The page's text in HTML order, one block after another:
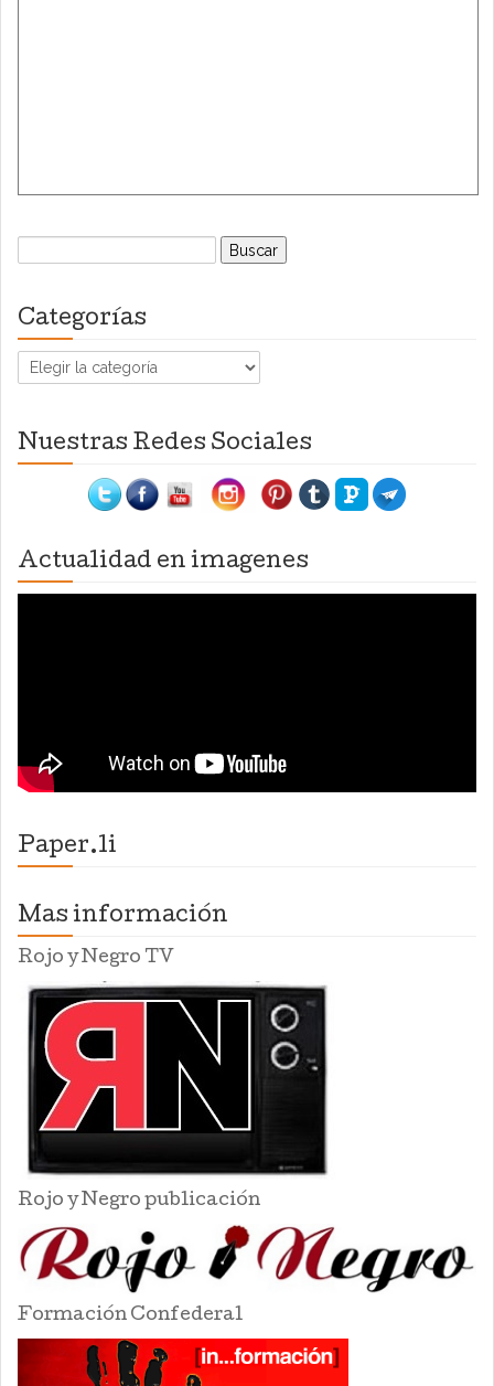
Buscar:
Categorías
Categorías
Nuestras Redes Sociales
Actualidad en imagenes
Paper.li
Mas información
Rojo y Negro TV
Rojo y Negro publicación
Formación Confederal